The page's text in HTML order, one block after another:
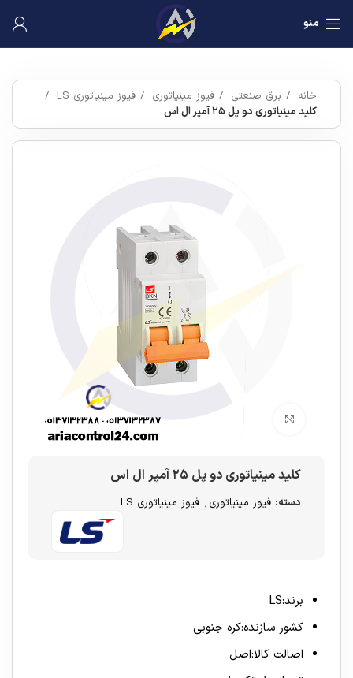
منو
خانه برق صنعتی فیوز مینیاتوری
فیوز مینیاتوری LS
کلید مینیاتوری دو پل ۲۵ آمپر ال اس
کلید مینیاتوری دو پل ۲۵ آمپر ال اس
دسته: فیوز مینیاتوری , فیوز مینیاتوری LS
برند:LS
کشور سازنده:کره جنوبی
اصالت کالا:اصل